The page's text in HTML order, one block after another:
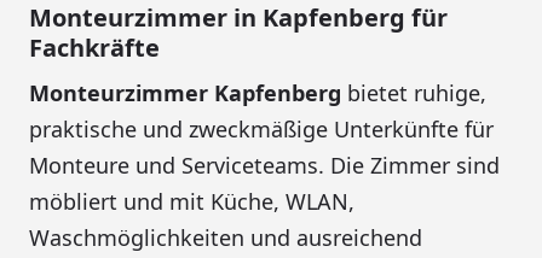
Monteurzimmer in Kapfenberg für
Fachkräfte
Monteurzimmer Kapfenberg bietet ruhige,
praktische und zweckmäßige Unterkünfte für
Monteure und Serviceteams. Die Zimmer sind
möbliert und mit Küche, WLAN,
Waschmöglichkeiten und ausreichend